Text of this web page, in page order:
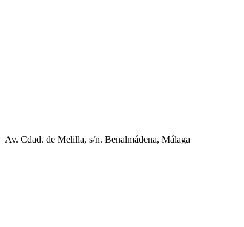
Av. Cdad. de Melilla, s/n. Benalmádena, Málaga